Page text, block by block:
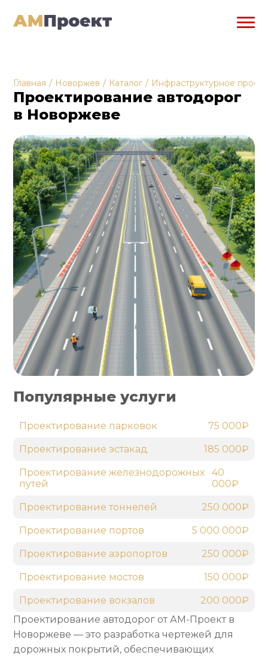
Главная / Новоржев / Каталог / Инфраструктурное
Проектирование автодорог
в Новоржеве
Проектирование автодорог от АМ-Проект в
Новоржеве — это разработка чертежей для
дорожных покрытий, обеспечивающих
Популярные услуги
Проектирование парковок 75 000₽
Проектирование эстакад 185 000₽
Проектирование железнодорожных
путей
40
000₽
Проектирование тоннелей 250 000₽
Проектирование портов 5 000 000₽
Проектирование аэропортов 250 000₽
Проектирование мостов 150 000₽
Проектирование вокзалов 200 000₽